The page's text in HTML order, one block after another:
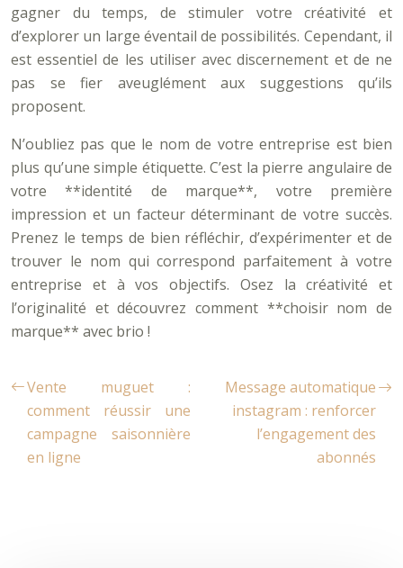
gagner du temps, de stimuler votre créativité et
d’explorer un large éventail de possibilités. Cependant, il
est essentiel de les utiliser avec discernement et de ne
pas se fier aveuglément aux suggestions qu’ils
proposent.
N’oubliez pas que le nom de votre entreprise est bien
plus qu’une simple étiquette. C’est la pierre angulaire de
votre **identité de marque**, votre première
impression et un facteur déterminant de votre succès.
Prenez le temps de bien réfléchir, d’expérimenter et de
trouver le nom qui correspond parfaitement à votre
entreprise et à vos objectifs. Osez la créativité et
l’originalité et découvrez comment **choisir nom de
marque** avec brio !
Vente muguet :
comment réussir une
campagne saisonnière
en ligne
Message automatique
instagram : renforcer
l’engagement des
abonnés